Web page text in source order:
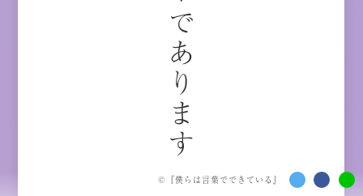
©『僕らは言葉でできている 』